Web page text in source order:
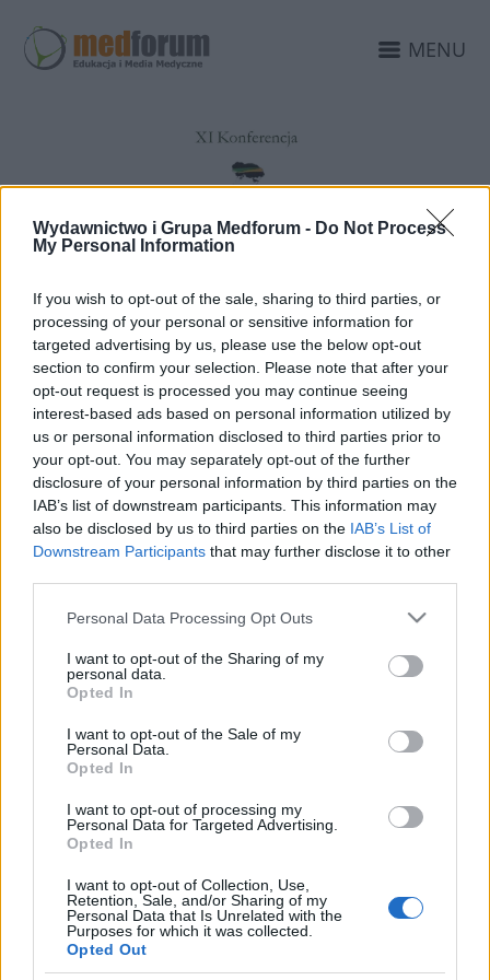
Wydawnictwo i Grupa Medforum - Do Not Process
My Personal Information
If you wish to opt-out of the sale, sharing to third parties, or
processing of your personal or sensitive information for
targeted advertising by us, please use the below opt-out
section to confirm your selection. Please note that after your
opt-out request is processed you may continue seeing
interest-based ads based on personal information utilized by
us or personal information disclosed to third parties prior to
your opt-out. You may separately opt-out of the further
disclosure of your personal information by third parties on the
IAB’s list of downstream participants. This information may
also be disclosed by us to third parties on the IAB’s List of
Downstream Participants that may further disclose it to other
Personal Data Processing Opt Outs
I want to opt-out of the Sharing of my
personal data.
Opted In
I want to opt-out of the Sale of my
Personal Data.
Opted In
I want to opt-out of processing my
Personal Data for Targeted Advertising.
Opted In
I want to opt-out of Collection, Use,
Retention, Sale, and/or Sharing of my
Personal Data that Is Unrelated with the
Purposes for which it was collected.
Opted Out
MENU
27 STYCZNIA 2017
Konferencja Falenty 2017
pod patronatem
EdukacjaMedyczna.pl
Polskie Towarzystwo do Badań nad Rakiem
Piersi zaprasza do wzięcia udziału w X
Konferencji pt.: Diagnostyka i leczenie raka
piersi ?Falenty 2017?
Konferencja odbędzie się w dniach
20-22
kwietnia 2017 roku
, w Hotelu Airport w
wybitni specjaliści od lat zajmujący się
problematyką nowotworów
kobiecych. Konferencja jest skierowana do
szerokiego grona lekarzy onkologów,
chirurgów, radioterapeutów, kardiologów,
lekarzy rodzinnych.
Więcej informacji o konferencji znajdziesz